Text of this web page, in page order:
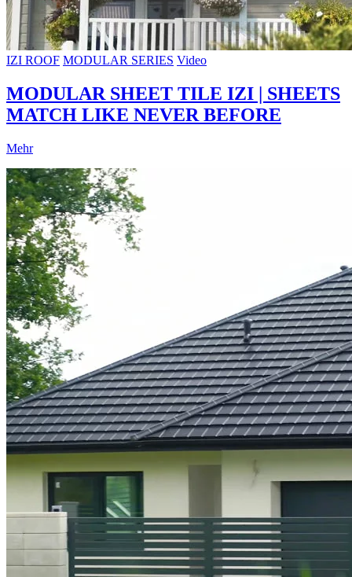
IZI ROOF MODULAR SERIES Video
MODULAR SHEET TILE IZI | SHEETS
MATCH LIKE NEVER BEFORE
Mehr